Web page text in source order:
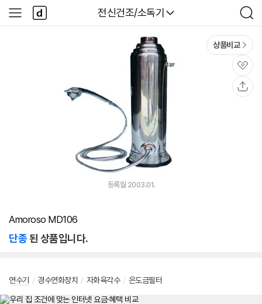
다나와
전신건조/소독기
검
색
사
이
다
나
와
상품비교
관
심
등록월 2003.01.
Amoroso MD106
단종된 상품입니다.
연수기 / 경수연화장치 / 자화육각수 / 은도금필터